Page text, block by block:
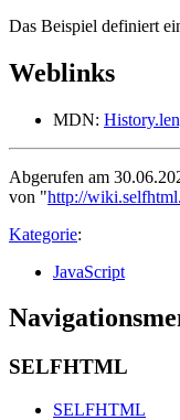
Das Beispiel definiert
Weblinks
MDN:
Abgerufen am
von "http://
Kategorie:
JavaScript
SELFHTML
SELFHTML